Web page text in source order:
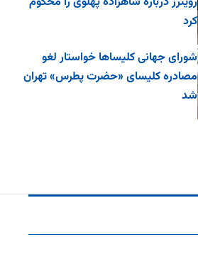
کرد
شورای جهانی کلیساها خواستار لغو
مصادره کلیسای «حضرت پطرس» تهران
شد